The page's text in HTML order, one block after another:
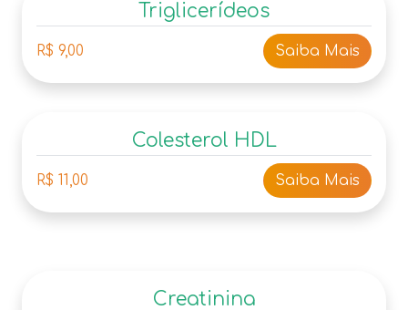
Triglicerídeos
R$ 9,00 Saiba Mais
Colesterol HDL
R$ 11,00 Saiba Mais
Creatinina